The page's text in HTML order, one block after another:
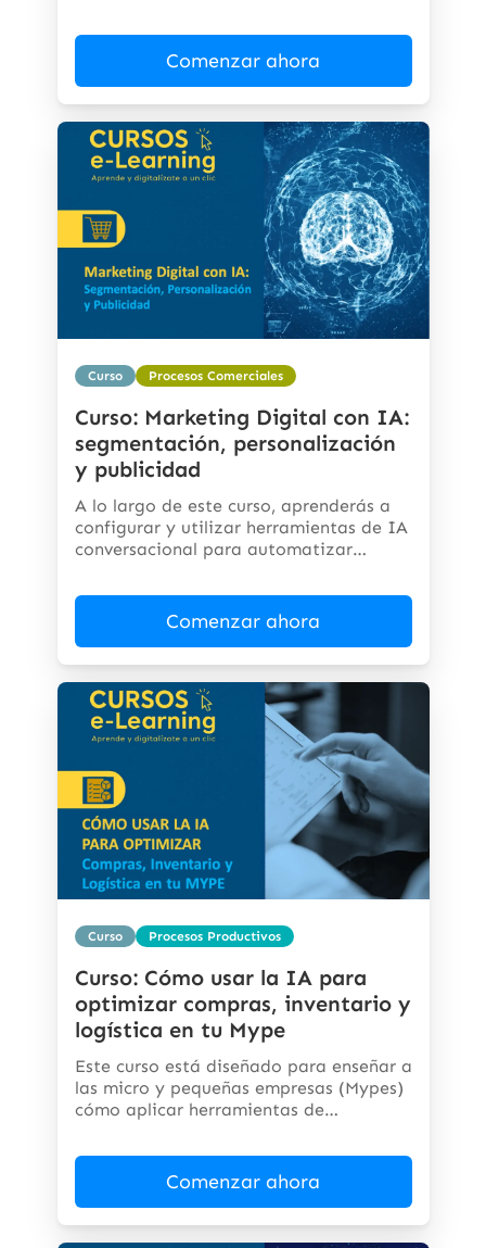
Comenzar ahora
Curso Procesos Comerciales
Curso: Marketing Digital con IA:
segmentación, personalización
y publicidad
A lo largo de este curso, aprenderás a
configurar y utilizar herramientas de IA
conversacional para automatizar
Comenzar ahora
Curso Procesos Productivos
Curso: Cómo usar la IA para
optimizar compras, inventario y
logística en tu Mype
Este curso está diseñado para enseñar a
las micro y pequeñas empresas (Mypes)
cómo aplicar herramientas de
Comenzar ahora